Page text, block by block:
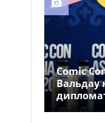
Comic
Вальдау